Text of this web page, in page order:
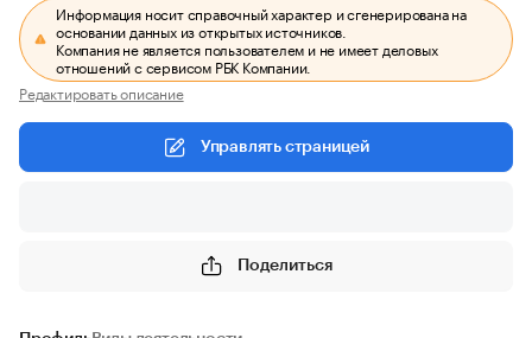
Информация носит справочный характер и сгенерирована на
основании данных из открытых источников.
Компания не является пользователем и не имеет деловых
отношений с сервисом РБК Компании.
Редактировать описание
Управлять страницей
Поделиться